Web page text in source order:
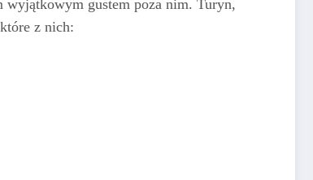
wyjątkowym gustem poza nim. Turyn,
z nich: